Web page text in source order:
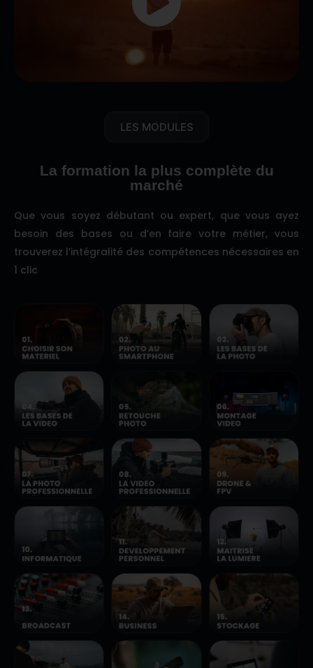
LES MODULES
La formation la plus complète du
marché
Que vous soyez débutant ou expert, que vous ayez
besoin des bases ou d’en faire votre métier, vous
trouverez l’intégralité des compétences nécessaires en
1 clic